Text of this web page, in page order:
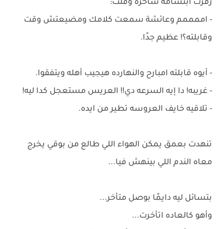
زفرت ابتسامة ساخرة وقلت:
- اممممم وعائشة سمعت كلامك ومضيعتش وقت
وقابلته؟! عظيم جدًا.
- أيوه قابلته امبارح والنهارده هيجيب أهله ويتفقوا.
- غريبه! دا إيه السرعه دي!! العريس مستعجل كدا ليه!
- تلاقيه خايف العروسه تطير من ايده.
تنهدت بعمق يمكن الهواء اللي طالع من بوقي يخرج
معاه الندم اللي بينهش فيا...
بتسائل ليه دايمًا بوصل متأخر...
وأهو كالعاده اتأخرت...